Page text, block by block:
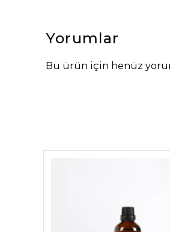
Yorumlar
Bu ürün için henüz